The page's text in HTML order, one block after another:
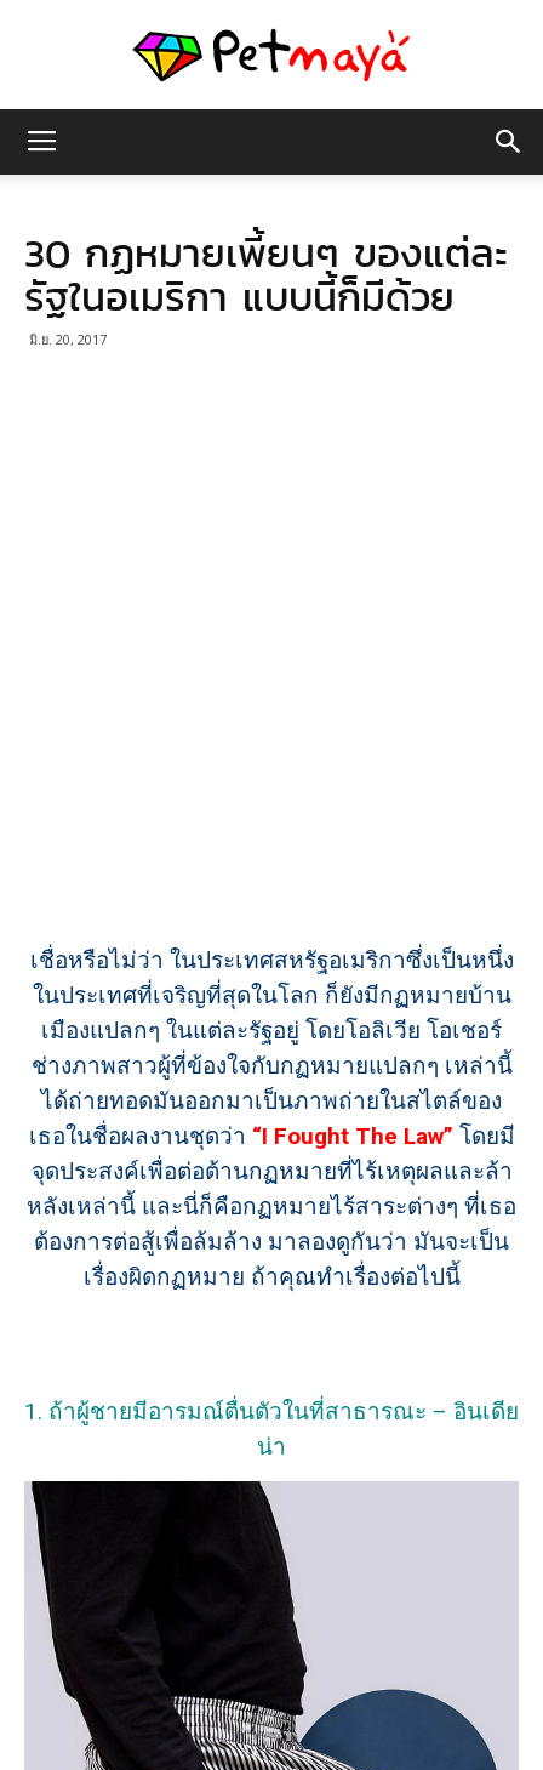
มายา
30 กฏหมายเพี้ยนๆ ของแต่ละ
รัฐในอเมริกา แบบนี้ก็มีด้วย
มิ.ย. 20, 2017
เชื่อหรือไม่ว่า ในประเทศสหรัฐอเมริกาซึ่งเป็นหนึ่ง
ในประเทศที่เจริญที่สุดในโลก ก็ยังมีกฏหมายบ้าน
เมืองแปลกๆ ในแต่ละรัฐอยู่ โดยโอลิเวีย โอเชอร์
ช่างภาพสาวผู้ที่ข้องใจกับกฏหมายแปลกๆ เหล่านี้
ได้ถ่ายทอดมันออกมาเป็นภาพถ่ายในสไตล์ของ
เธอในชื่อผลงานชุดว่า “I Fought The Law” โดยมี
จุดประสงค์เพื่อต่อต้านกฏหมายที่ไร้เหตุผลและล้า
หลังเหล่านี้ และนี่ก็คือกฏหมายไร้สาระต่างๆ ที่เธอ
ต้องการต่อสู้เพื่อล้มล้าง มาลองดูกันว่า มันจะเป็น
เรื่องผิดกฏหมาย ถ้าคุณทำเรื่องต่อไปนี้
1. ถ้าผู้ชายมีอารมณ์ตื่นตัวในที่สาธารณะ – อินเดีย
น่า